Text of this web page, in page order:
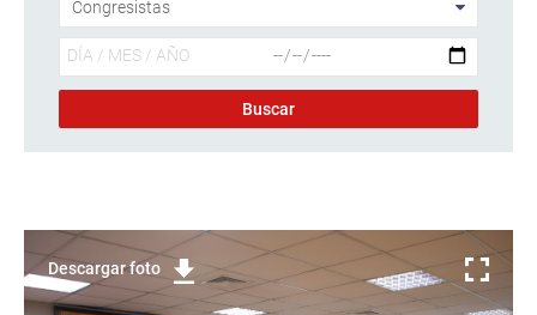
Descargar foto